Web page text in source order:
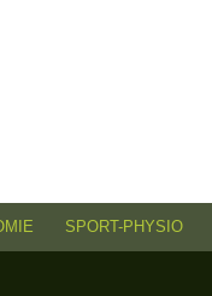
SPORT-PHYSIO